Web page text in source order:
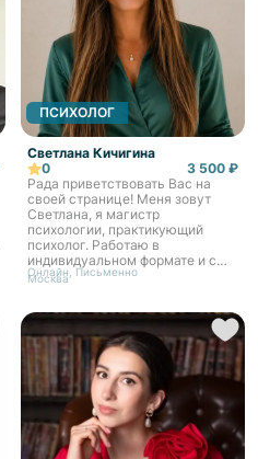
ПСИХОЛОГ
Светлана Кичигина
0
3 500 ₽
Рада приветствовать Вас на
своей странице! Меня зовут
Светлана, я магистр
психологии, практикующий
психолог. Работаю в
индивидуальном формате и с
парами. Принципами моей
эмпатия и поддержк...
Онлайн, Письменно
Москва